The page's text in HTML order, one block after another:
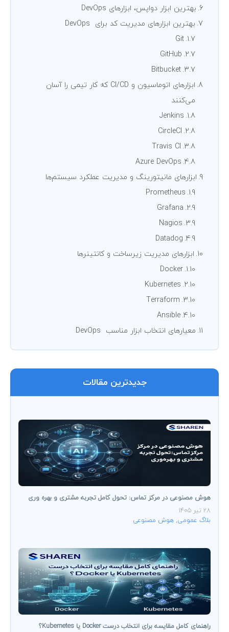
بهترین ابزار دواپس، ابزارهای DevOps
بهترین ابزارهای مدیریت کد برای DevOps
Git
GitHub
Bitbucket
ابزارهای اتوماسیون و CI/CD که کار تیمی را آسان
می‌کنند
Jenkins
CircleCI
Travis CI
Azure DevOps
ابزارهای مانیتورینگ و مدیریت عملکرد سیستم‌ها
Prometheus
Grafana
Nagios
Datadog
ابزارهای مدیریت زیرساخت و کانتینرها
Docker
Kubernetes
Terraform
Ansible
معیارهای انتخاب ابزار مناسب DevOps
جدیدترین مقالات
هوش مصنوعی در مرکز تماس: تحول کامل تجربه مشتری و بهره ‌وری
28 تیر 1405
بلاگ عمومی,هوش مصنوعی
راهنمای کامل مقایسه برای انتخاب درست Docker یا Kubernetes؟